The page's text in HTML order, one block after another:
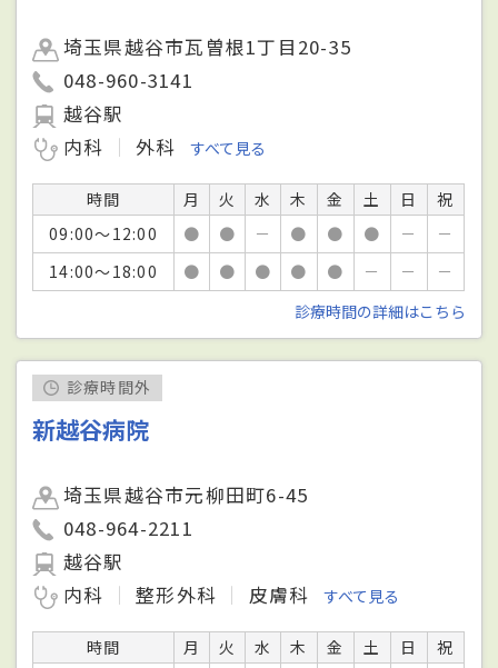
埼玉県越谷市瓦曽根1丁目20-35
048-960-3141
越谷駅
内科
外科 すべて見る
時間 月 火 水 木 金 土 日
祝
09:00～12:00
● ● － ● ● ● －
－
14:00～18:00
● ● ● ● ● － －
－
診療時間の詳細はこちら
診療時間外
新越谷病院
埼玉県越谷市元柳田町6-45
048-964-2211
越谷駅
内科
整形外科 皮膚科 すべて見る
時間 月 火 水 木 金 土 日
祝